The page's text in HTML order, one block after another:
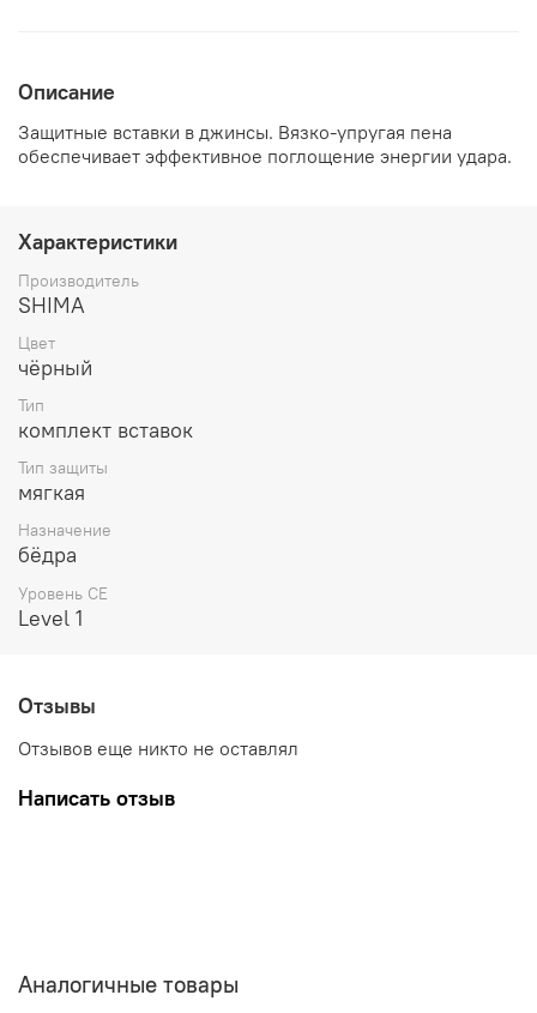
Описание
Защитные вставки в джинсы. Вязко-упругая пена
обеспечивает эффективное поглощение энергии удара.
Характеристики
Производитель
SHIMA
Цвет
чёрный
Тип
комплект вставок
Тип защиты
мягкая
Назначение
бёдра
Уровень CE
Level 1
Отзывы
Отзывов еще никто не оставлял
Написать отзыв
Аналогичные товары